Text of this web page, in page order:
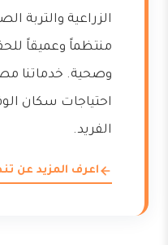
الزراعية والتربة
منتظماً وعميقاً
وصحية. خدماتنا
احتياجات سكان
الفريد.
اعرف المزيد عن